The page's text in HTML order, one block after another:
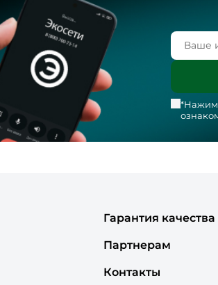
Гарантия качества
Партнерам
Контакты